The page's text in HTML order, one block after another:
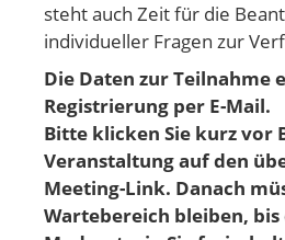
steht auch Zeit für die
individueller Fragen zur
Die Daten zur Teilnahme
Registrierung per E-Mail.
Bitte klicken Sie kurz vor
Veranstaltung auf den
Meeting-Link. Danach
Wartebereich bleiben, bis